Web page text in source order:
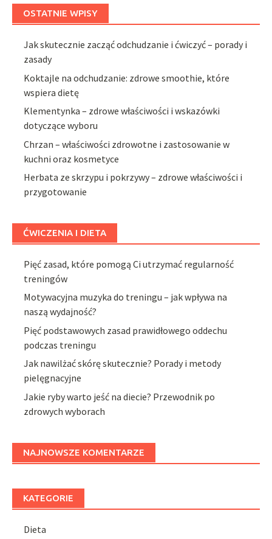
OSTATNIE WPISY
Jak skutecznie zacząć odchudzanie i ćwiczyć – porady i
zasady
Koktajle na odchudzanie: zdrowe smoothie, które
wspiera dietę
Klementynka – zdrowe właściwości i wskazówki
dotyczące wyboru
Chrzan – właściwości zdrowotne i zastosowanie w
kuchni oraz kosmetyce
Herbata ze skrzypu i pokrzywy – zdrowe właściwości i
przygotowanie
ĆWICZENIA I DIETA
Pięć zasad, które pomogą Ci utrzymać regularność
treningów
Motywacyjna muzyka do treningu – jak wpływa na
naszą wydajność?
Pięć podstawowych zasad prawidłowego oddechu
podczas treningu
Jak nawilżać skórę skutecznie? Porady i metody
pielęgnacyjne
Jakie ryby warto jeść na diecie? Przewodnik po
zdrowych wyborach
NAJNOWSZE KOMENTARZE
KATEGORIE
Dieta